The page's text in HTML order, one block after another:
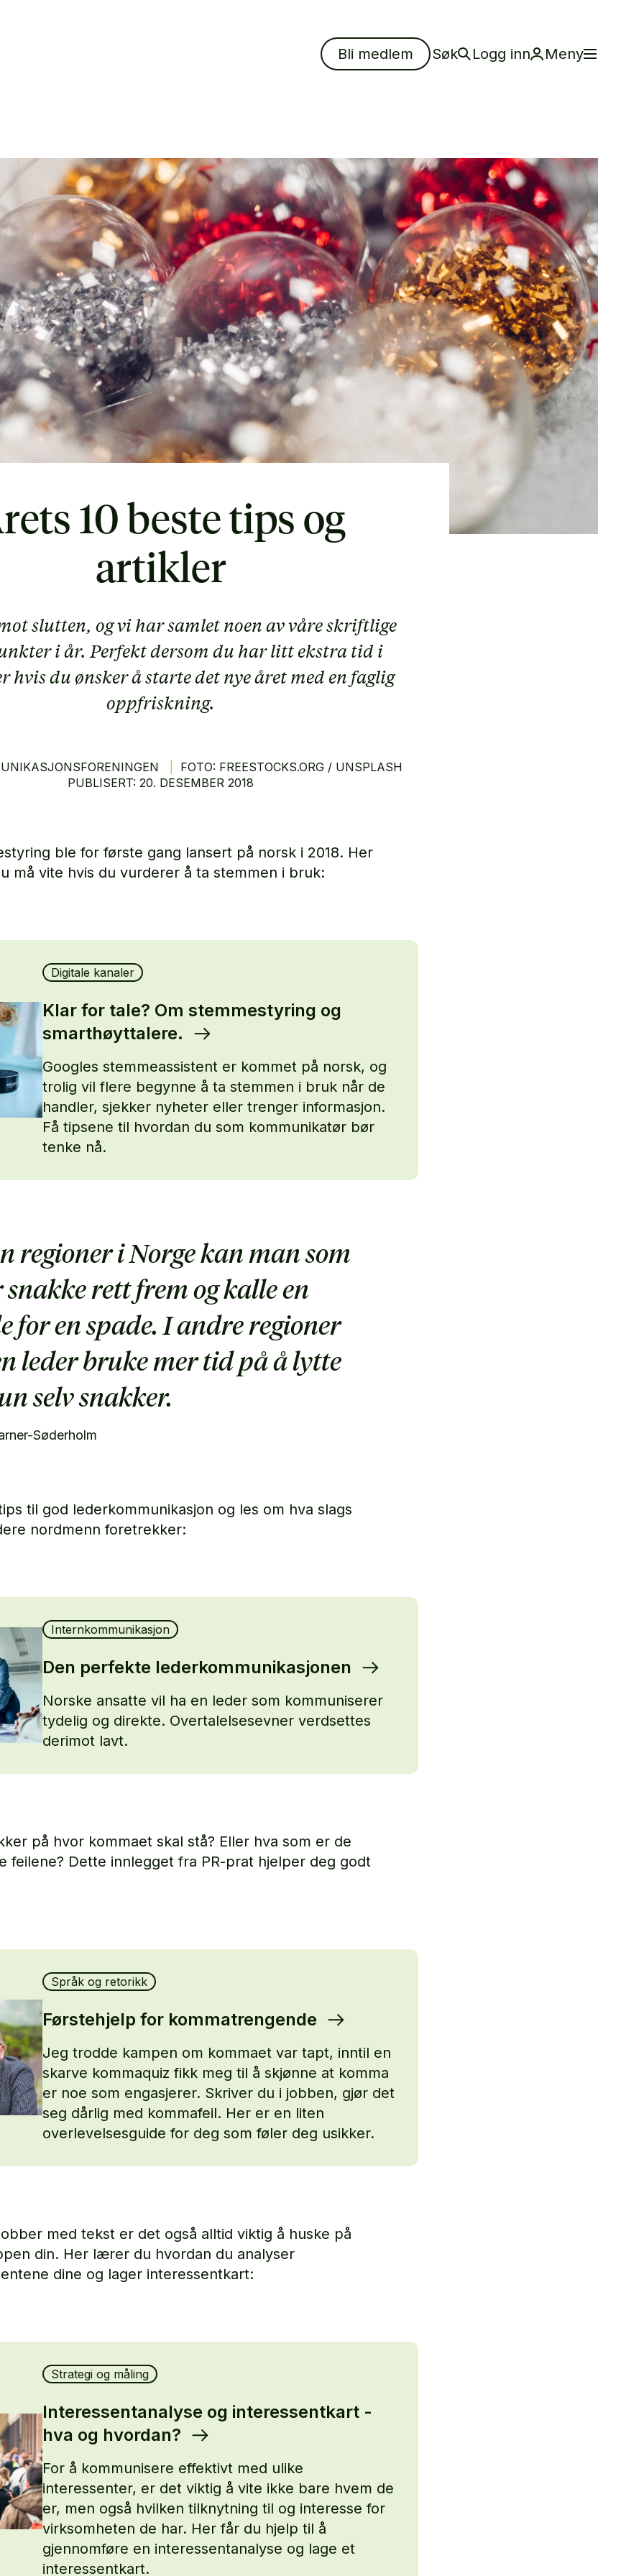
Bli medlem Søk Logg inn Meny
10 beste tips og
artikler
slutten, og vi har samlet noen av våre skriftlige
i år. Perfekt dersom du har litt ekstra tid i
hvis du ønsker å starte det nye året med en faglig
oppfriskning.
FOTO: FREESTOCKS.ORG / UNSPLASH
PUBLISERT:20. DESEMBER2018
ble for første gang lansert på norsk i 2018. Her
må vite hvis du vurderer å ta stemmen i bruk:
Digitale kanaler
Klar for tale? Om stemmestyring og
smarthøyttalere.
Googles stemmeassistent er kommet på norsk, og
trolig vil flere begynne å ta stemmen i bruk når de
handler, sjekker nyheter eller trenger informasjon.
Få tipsene til hvordan du som kommunikatør bør
tenke nå.
regioner i Norge kan man som
snakke rett frem og kalle en
for en spade. I andre regioner
leder bruke mer tid på å lytte
selv snakker.
Søderholm
til god lederkommunikasjon og les om hva slags
nordmenn foretrekker:
Internkommunikasjon
Den perfekte lederkommunikasjonen
Norske ansatte vil ha en leder som kommuniserer
tydelig og direkte. Overtalelsesevner verdsettes
derimot lavt.
på hvor kommaet skal stå? Eller hva som er de
feilene? Dette innlegget fra PR-prat hjelper deg godt
Språk og retorikk
Førstehjelp for kommatrengende
Jeg trodde kampen om kommaet var tapt, inntil en
skarve kommaquiz fikk meg til å skjønne at komma
er noe som engasjerer. Skriver du i jobben, gjør det
seg dårlig med kommafeil. Her er en liten
overlevelsesguide for deg som føler deg usikker.
med tekst er det også alltid viktig å huske på
din. Her lærer du hvordan du analyser
dine og lager interessentkart:
Strategi og måling
Interessentanalyse og interessentkart -
hva og hvordan?
For å kommunisere effektivt med ulike
interessenter, er det viktig å vite ikke bare hvem de
er, men også hvilken tilknytning til og interesse for
virksomheten de har. Her får du hjelp til å
gjennomføre en interessentanalyse og lage et
interessentkart.